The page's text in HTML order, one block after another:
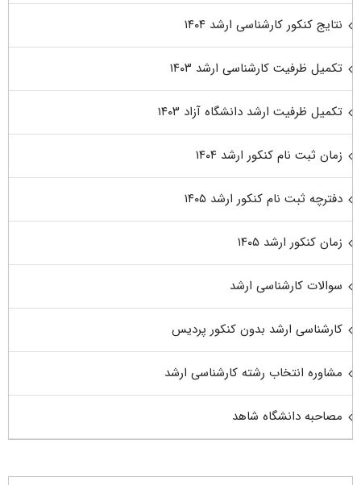
نتایج کنکور کارشناسی ارشد ۱۴۰۴
تکمیل ظرفیت کارشناسی ارشد ۱۴۰۳
تکمیل ظرفیت ارشد دانشگاه آزاد ۱۴۰۳
زمان ثبت نام کنکور ارشد ۱۴۰۴
دفترچه ثبت نام کنکور ارشد ۱۴۰۵
زمان کنکور ارشد ۱۴۰۵
سوالات کارشناسی ارشد
کارشناسی ارشد بدون کنکور پردیس
مشاوره انتخاب رشته کارشناسی ارشد
مصاحبه دانشگاه شاهد